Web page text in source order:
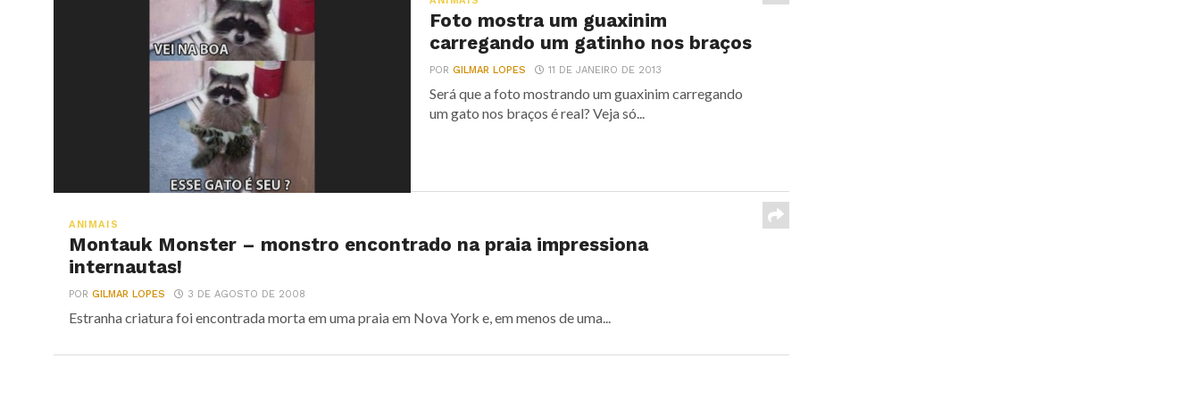
Foto mostra um guaxinim
carregando um gatinho nos braços
PORGILMAR LOPES 11 DE JANEIRO DE 2013
Será que a foto mostrando um guaxinim carregando
um gato nos braços é real? Veja só...
ANIMAIS
Montauk Monster – monstro encontrado na praia impressiona
internautas!
POR GILMAR LOPES 3 DE AGOSTO DE 2008
Estranha criatura foi encontrada morta em uma praia em Nova York e, em menos de uma...